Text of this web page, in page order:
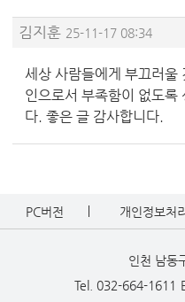
김지훈 25-11-17 08:34
세상 사람들에게 부끄러울
인으로서 부족함이 없도록
다. 좋은 글 감사합니다.
PC버전 개인정보처
인천 남동
Tel. 032-664-1611